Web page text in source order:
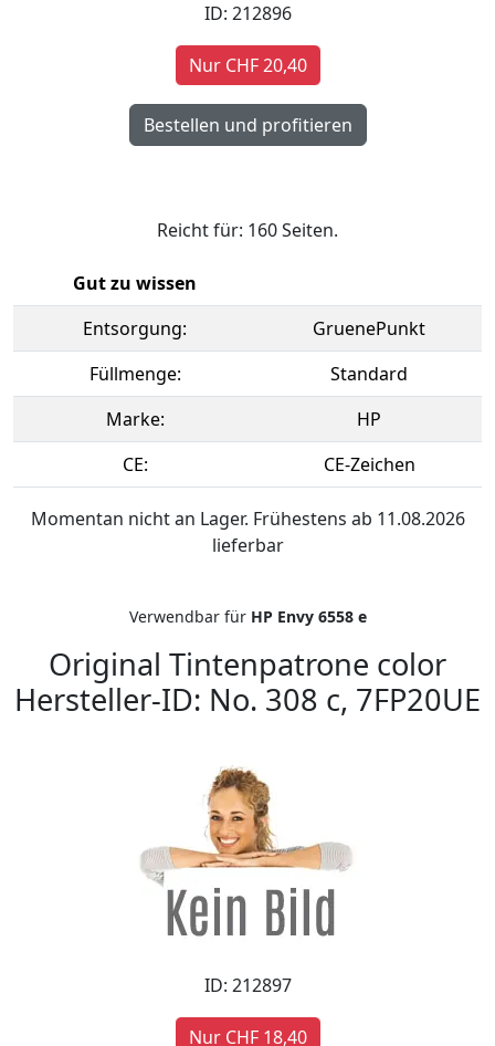
ID: 212896
Nur CHF 20,40
Reicht für: 160 Seiten.
Gut zu wissen
Entsorgung:
GruenePunkt
Füllmenge:
Standard
Marke:
HP
CE:
CE-Zeichen
Momentan nicht an Lager. Frühestens ab 11.08.2026
lieferbar
Verwendbar für HP Envy 6558 e
Original Tintenpatrone color
Hersteller-ID: No. 308 c, 7FP20UE
ID: 212897
Nur CHF 18,40